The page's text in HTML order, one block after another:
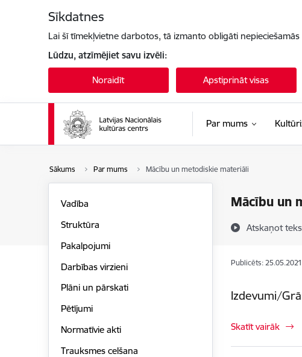
Sīkdatnes
Lai šī tīmekļvietne darbotos, tā izmanto obligāti
Lūdzu, atzīmējiet savu izvēli:
Noraidīt Apstiprināt visas
Par mums
Sākums Par mums Mācību un metodiskie materiāli
Mācību un
Atskaņot
Vadība
Struktūra
Pakalpojumi
Darbības virzieni
Plāni un pārskati
Pētījumi
Normatīvie akti
Trauksmes celšana
Publicēts:
Izdevumi/
Skatīt vairāk